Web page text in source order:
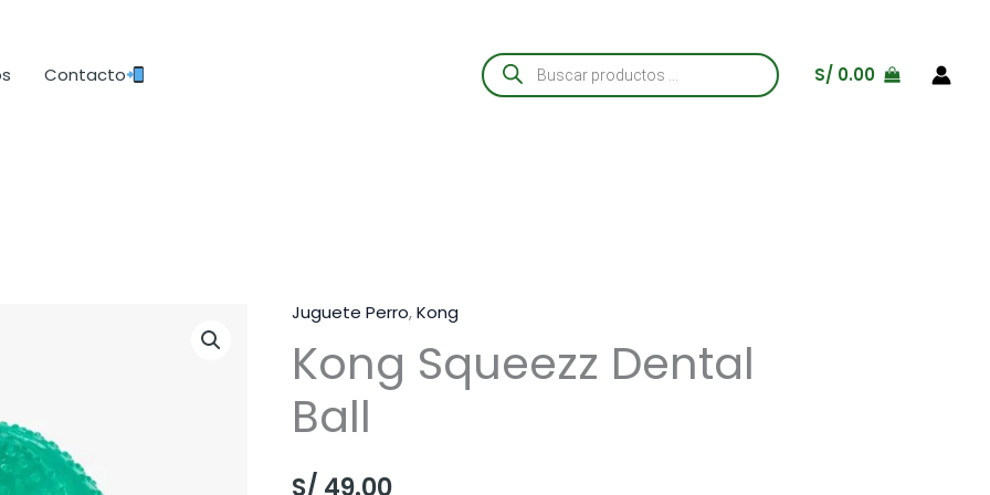
Contacto
Búsqueda
de
productos
S/ 0.00
Juguete Perro,Kong
Kong Squeezz Dental
Ball
S/ 49.00